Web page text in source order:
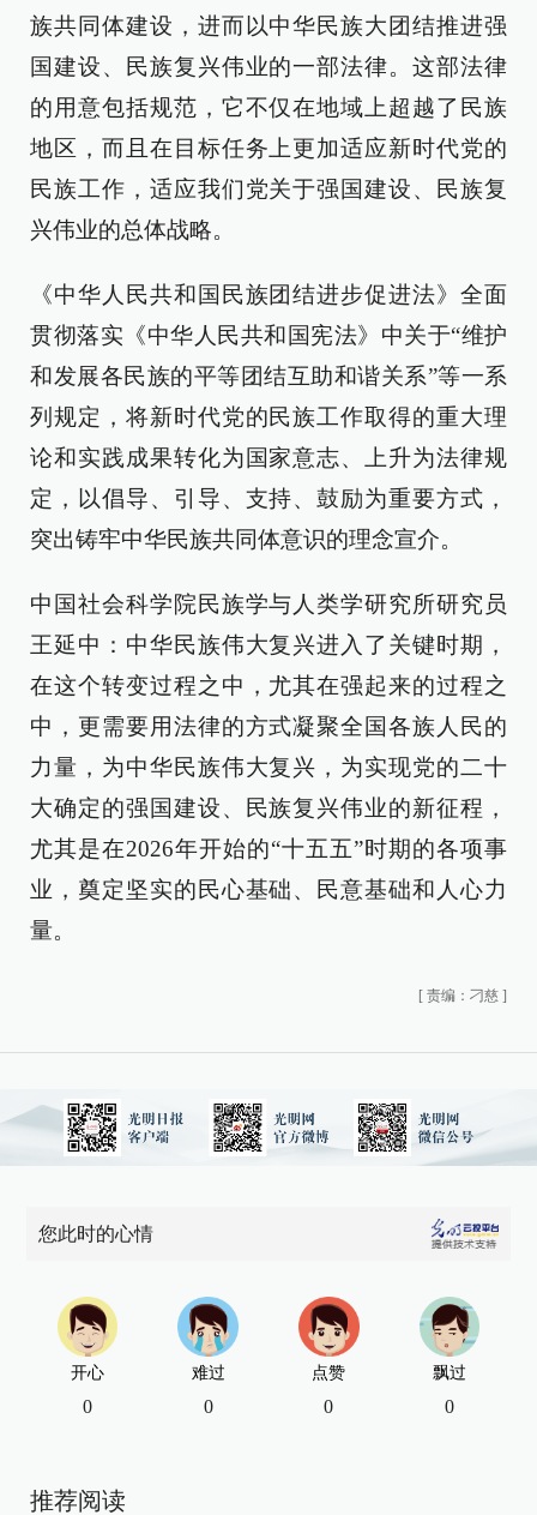
族共同体建设，进而以中华民族大团结推进强
国建设、民族复兴伟业的一部法律。这部法律
的用意包括规范，它不仅在地域上超越了民族
地区，而且在目标任务上更加适应新时代党的
民族工作，适应我们党关于强国建设、民族复
兴伟业的总体战略。
《中华人民共和国民族团结进步促进法》全面
贯彻落实《中华人民共和国宪法》中关于“维护
和发展各民族的平等团结互助和谐关系”等一系
列规定，将新时代党的民族工作取得的重大理
论和实践成果转化为国家意志、上升为法律规
定，以倡导、引导、支持、鼓励为重要方式，
突出铸牢中华民族共同体意识的理念宣介。
中国社会科学院民族学与人类学研究所研究员
王延中：中华民族伟大复兴进入了关键时期，
在这个转变过程之中，尤其在强起来的过程之
中，更需要用法律的方式凝聚全国各族人民的
力量，为中华民族伟大复兴，为实现党的二十
大确定的强国建设、民族复兴伟业的新征程，
尤其是在2026年开始的“十五五”时期的各项事
业，奠定坚实的民心基础、民意基础和人心力
量。
[ 责编：刁慈 ]
您此时的心情
开心
0
难过
0
点赞
0
飘过
0
推荐阅读